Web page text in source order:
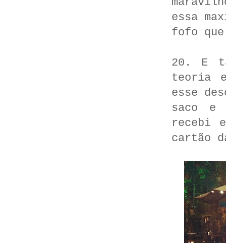
essa
fofo que
20. E
teoria
esse
saco e
recebi
cartão